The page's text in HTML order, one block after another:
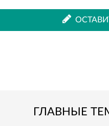
ГЛАВНЫЕ